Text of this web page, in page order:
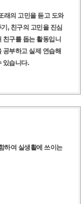
래의 고민을 듣고 도와
, 친구의 고민을 진심
친구를 돕는 활동입니
공부하고 실제 연습해
있습니다.
하여 실생활에 쓰이는